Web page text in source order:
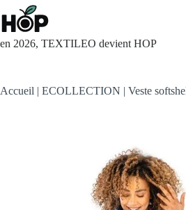
Passer
au
contenu
en 2026, TEXTILEO devient HOP
Accueil | ECOLLECTION | Veste